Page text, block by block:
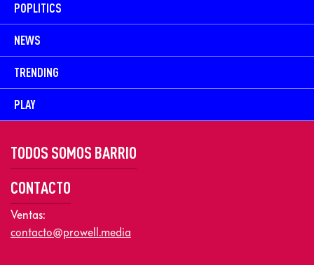
POPLITICS
NEWS
TRENDING
PLAY
TODOS SOMOS BARRIO
CONTACTO
Ventas:
contacto@prowell.media